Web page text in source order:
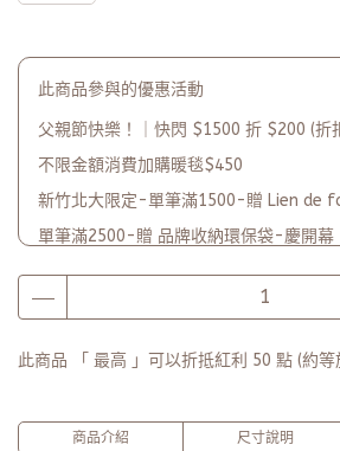
此商品參與的優惠活動
父親節快樂！｜快閃 $1500 折 $200 (折
不限金額消費加購暖毯$450
新竹北大限定-單筆滿1500-贈 Lien de
單筆滿2500-贈 品牌收納環保袋-慶開幕
品牌2週年PARTY單筆滿$5000-贈【品
量有限送完為止)
此商品 「 最高 」可以折抵紅利 50 點 (約等
商品介紹 尺寸說明